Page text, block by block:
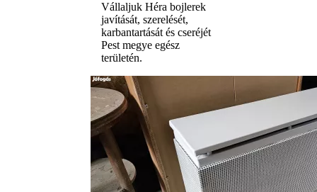
Vállaljuk Héra bojlerek
javítását, szerelését,
karbantartását és cseréjét
Pest megye egész
területén.